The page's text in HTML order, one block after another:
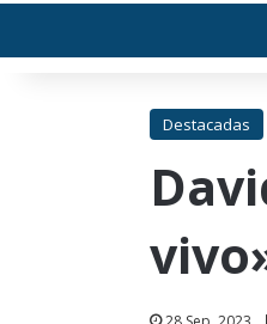
Destacadas